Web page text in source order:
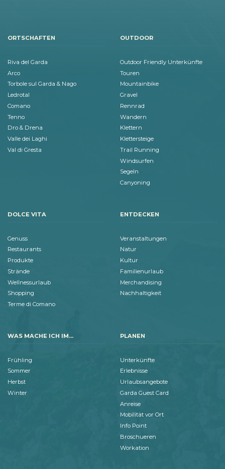
ORTSCHAFTEN
Riva del Garda
Arco
Torbole sul Garda & Nago
Ledrotal
Comano
Tenno
Dro & Drena
Valle dei Laghi
Val di Gresta
OUTDOOR
Outdoor Friendly Unterkünfte
Touren
Mountainbike
Gravel
Rennrad
Wandern
Klettern
Klettersteige
Trail Running
Windsurfen
Segeln
Canyoning
DOLCE VITA
Genuss
Restaurants
Produkte
Strände
Wellnessurlaub
Shopping
Terme di Comano
ENTDECKEN
Veranstaltungen
Natur
Kultur
Familienurlaub
Merchandising
Nachhaltigkeit
WAS MACHE ICH IM...
Frühling
Sommer
Herbst
Winter
PLANEN
Unterkünfte
Erlebnisse
Urlaubsangebote
Garda Guest Card
Anreise
Mobilität vor Ort
Info Point
Broschueren
Workation